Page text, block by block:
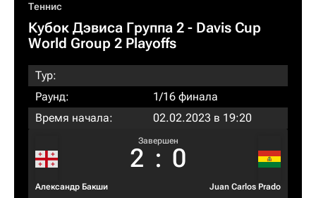
Теннис
Кубок Дэвиса Группа 2 - Davis Cup
World Group 2 Playoffs
Тур:
Раунд:
1/16 финала
Время начала:
02.02.2023 в 19:20
Александр Бакши
Завершен
2 : 0
Juan Carlos Prado